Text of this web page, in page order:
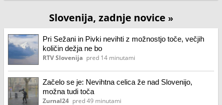
Slovenija, zadnje novice »
Pri Sežani in Pivki nevihti z možnostjo toče, večjih
količin dežja ne bo
RTV Slovenija pred 14 minutami
Začelo se je: Nevihtna celica že nad Slovenijo,
možna tudi toča
Zurnal24 pred 49 minutami